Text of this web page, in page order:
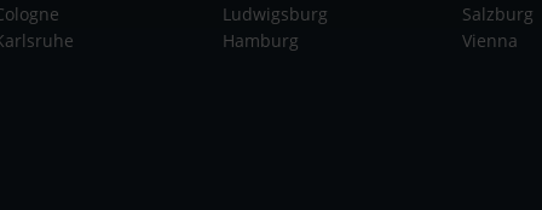
Ludwigsburg
Hamburg
Salzburg
Vienna